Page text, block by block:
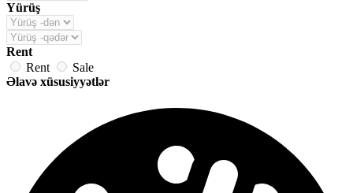
Yürüş
Rent
Rent
Sale
Əlavə xüsusiyyətlər